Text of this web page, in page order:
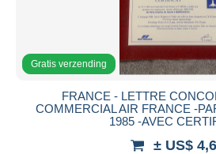
Gratis verzending
FRANCE - LETTRE
COMMERCIAL AIR FRANCE -
1985 -AVEC
± US$